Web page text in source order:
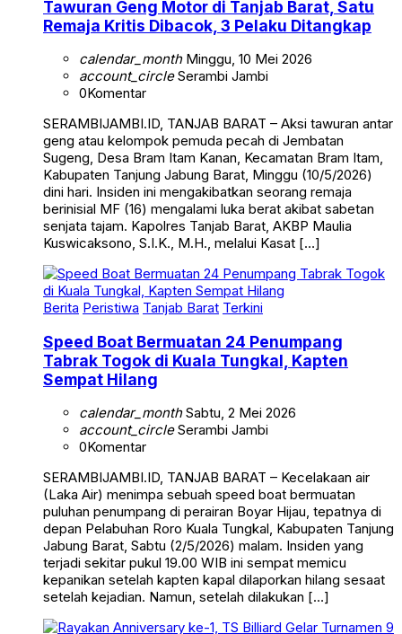
Tawuran Geng Motor di Tanjab Barat, Satu
Remaja Kritis Dibacok, 3 Pelaku Ditangkap
calendar_monthMinggu, 10 Mei 2026
account_circleSerambi Jambi
0Komentar
SERAMBIJAMBI.ID, TANJAB BARAT – Aksi tawuran antar
geng atau kelompok pemuda pecah di Jembatan
Sugeng, Desa Bram Itam Kanan, Kecamatan Bram Itam,
Kabupaten Tanjung Jabung Barat, Minggu (10/5/2026)
dini hari. Insiden ini mengakibatkan seorang remaja
berinisial MF (16) mengalami luka berat akibat sabetan
senjata tajam. Kapolres Tanjab Barat, AKBP Maulia
Kuswicaksono, S.I.K., M.H., melalui Kasat […]
Berita Peristiwa Tanjab Barat Terkini
Speed Boat Bermuatan 24 Penumpang
Tabrak Togok di Kuala Tungkal, Kapten
Sempat Hilang
calendar_monthSabtu, 2 Mei 2026
account_circleSerambi Jambi
0Komentar
SERAMBIJAMBI.ID, TANJAB BARAT – Kecelakaan air
(Laka Air) menimpa sebuah speed boat bermuatan
puluhan penumpang di perairan Boyar Hijau, tepatnya di
depan Pelabuhan Roro Kuala Tungkal, Kabupaten Tanjung
Jabung Barat, Sabtu (2/5/2026) malam. Insiden yang
terjadi sekitar pukul 19.00 WIB ini sempat memicu
kepanikan setelah kapten kapal dilaporkan hilang sesaat
setelah kejadian. Namun, setelah dilakukan […]